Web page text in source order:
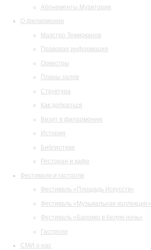
Абонементы Музитория
О филармонии
Маэстро Темирканов
Правовая информация
Оркестры
Планы залов
Структура
Как добраться
Визит в филармонию
История
Библиотека
Ресторан и кафе
Фестивали и гастроли
Фестиваль «Площадь Искусств»
Фестиваль «Музыкальная коллекция»
Фестиваль «Барокко в белую ночь»
Гастроли
СМИ о нас